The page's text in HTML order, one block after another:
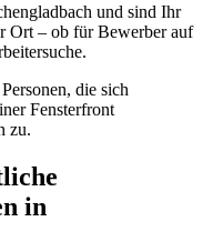
und sind Ihr
Ort – ob für Bewerber auf
in